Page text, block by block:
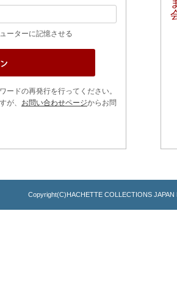
ーターに記憶させる
ードの再発行を行ってください。
が、 お問い合わせページからお問
Copyright(C)HACHETTE COLLECTIONS JAPAN